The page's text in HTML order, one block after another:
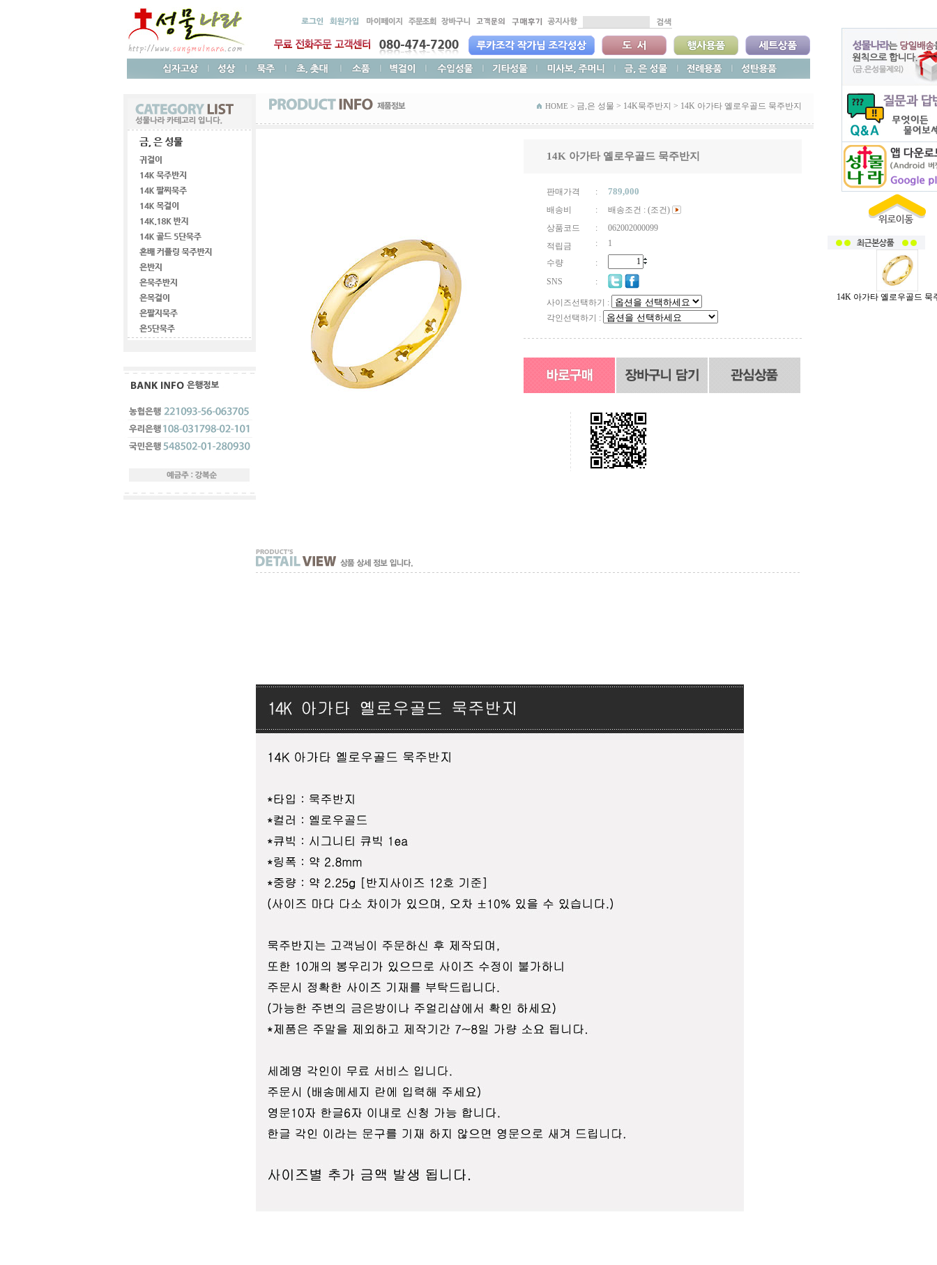
HOME > 금,은 성물 > 14K묵주반지 > 14K 아가타 옐로우골드 묵주반지
14K 아가타 옐로우골드 묵주반지
판매가격 : 789,000
배송비 :
배송조건 : (조건)
상품코드
:
062002000099
적립금
:
1
수량
:
SNS
:
사이즈선택하기 :
각인선택하기 :
14K 아가타 옐로우골드 묵